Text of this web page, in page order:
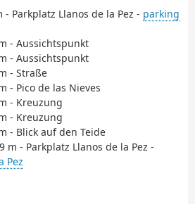
- Parkplatz Llanos de la Pez - parking
- Aussichtspunkt
- Aussichtspunkt
- Straße
- Pico de las Nieves
- Kreuzung
- Kreuzung
- Blick auf den Teide
m - Parkplatz Llanos de la Pez -
Pez